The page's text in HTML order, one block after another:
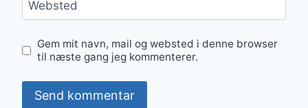
Websted
Gem mit navn, mail og websted i denne browser
til næste gang jeg kommenterer.